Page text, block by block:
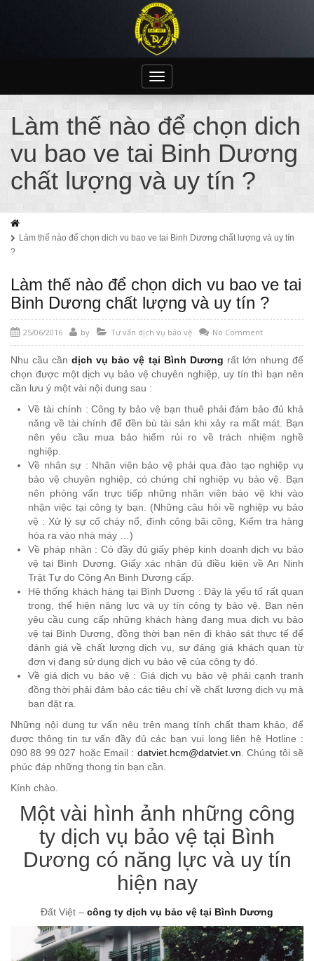
Toggle
navigation
Làm thế nào để chọn dich
vu bao ve tai Binh Dương
chất lượng và uy tín ?
Làm thế nào để chọn dich vu bao ve tai Binh Dương chất lượng và uy tín
?
Làm thế nào để chọn dich vu bao ve tai
Binh Dương chất lượng và uy tín ?
25/06/2016 by Tư vấn dịch vụ bảo vệ No Comment
Nhu cầu cầndịch vụ bảo vệ tại Bình Dương rất lớn nhưng để
chọn được một dịch vụ bảo vệ chuyên nghiệp, uy tín thì bạn nên
cần lưu ý một vài nội dung sau :
Về tài chính : Công ty bảo vệ bạn thuê phải đảm bảo đủ khả
năng về tài chính để đền bù tài sản khi xảy ra mất mát. Bạn
nên yêu cầu mua bảo hiểm rủi ro về trách nhiệm nghề
nghiệp.
Về nhân sự : Nhân viên bảo vệ phải qua đào tạo nghiệp vụ
bảo vệ chuyên nghiệp, có chứng chỉ nghiệp vụ bảo vệ. Bạn
nên phỏng vấn trực tiếp những nhân viên bảo vệ khi vào
nhận việc tại công ty bạn. (Những câu hỏi về nghiệp vụ bảo
vệ : Xử lý sự cố cháy nổ, đình công bãi công, Kiểm tra hàng
hóa ra vào nhà máy …)
Về pháp nhân : Có đầy đủ giấy phép kinh doanh dịch vụ bảo
vệ tại Bình Dương. Giấy xác nhận đủ điều kiện về An Ninh
Trật Tự do Công An Bình Dương cấp.
Hệ thống khách hàng tại Bình Dương : Đây là yếu tố rất quan
trọng, thể hiện năng lực và uy tín công ty bảo vệ. Bạn nên
yêu cầu cung cấp những khách hàng đang mua dịch vụ bảo
vệ tại Bình Dương, đồng thời bạn nên đi khảo sát thực tế để
đánh giá về chất lượng dịch vụ, sự đáng giá khách quan từ
đơn vị đang sử dụng dịch vụ bảo vệ của công ty đó.
Về giá dịch vụ bảo vệ : Giá dịch vụ bảo vệ phải cạnh tranh
đồng thời phải đảm bảo các tiêu chí về chất lượng dịch vụ mà
bạn đặt ra.
Những nội dung tư vấn nêu trên mang tính chất tham khảo, để
được thông tin tư vấn đầy đủ các bạn vui long liên hệ Hotline :
090 88 99 027 hoặc Email : datviet.hcm@datviet.vn . Chúng tôi sẽ
phúc đáp những thong tin bạn cần.
Kính chào.
Một vài hình ảnh những công
ty dịch vụ bảo vệ tại Bình
Dương có năng lực và uy tín
hiện nay
Đất Việt – công ty dịch vụ bảo vệ tại Bình Dương